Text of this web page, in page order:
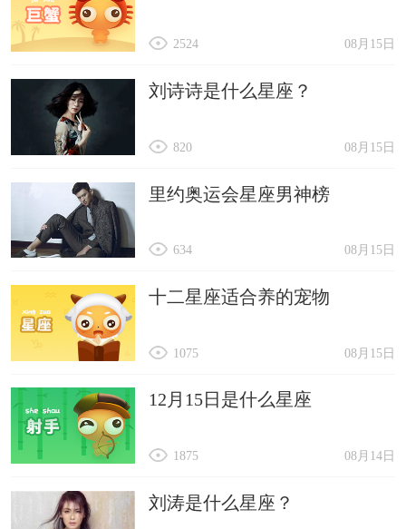
08月15日
2524
刘诗诗是什么星座？
08月15日
820
里约奥运会星座男神榜
08月15日
634
十二星座适合养的宠物
08月15日
1075
12月15日是什么星座
08月14日
1875
刘涛是什么星座？